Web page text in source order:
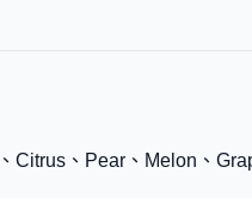
Citrus、Pear、Melon、